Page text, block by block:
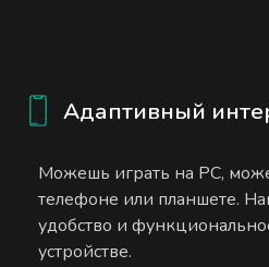
Адаптивный
Можешь играть на PC,
телефоне или планшете.
удобство и
устройстве.